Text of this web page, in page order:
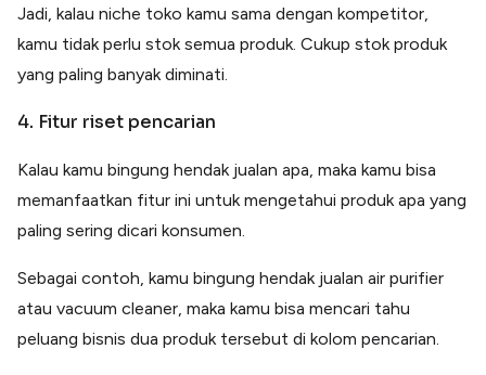
Jadi, kalau niche toko kamu sama dengan kompetitor,
kamu tidak perlu stok semua produk. Cukup stok produk
yang paling banyak diminati.
4. Fitur riset pencarian
Kalau kamu bingung hendak jualan apa, maka kamu bisa
memanfaatkan fitur ini untuk mengetahui produk apa yang
paling sering dicari konsumen.
Sebagai contoh, kamu bingung hendak jualan air purifier
atau vacuum cleaner, maka kamu bisa mencari tahu
peluang bisnis dua produk tersebut di kolom pencarian.